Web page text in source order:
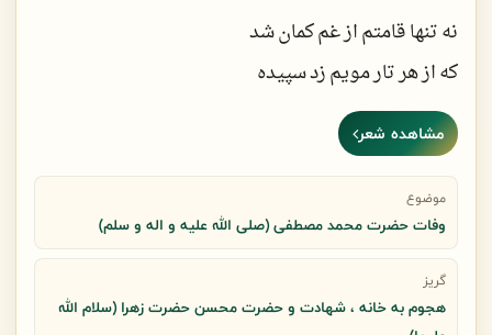
نه تنها قامتم از غم کمان شد
که از هر تار مویم زد سپیده
برای یاری حیدر پدرجان
نگر زهرای تو با جان دویده
چهل ظالم علی را می کشیدند
فلک مثل علی تنها ندیده
مشاهده شعر
موضوع
وفات حضرت محمد مصطفی (صلی الله علیه و اله و سلم)
گریز
هجوم به خانه ، شهادت و حضرت محسن حضرت زهرا (سلام الله